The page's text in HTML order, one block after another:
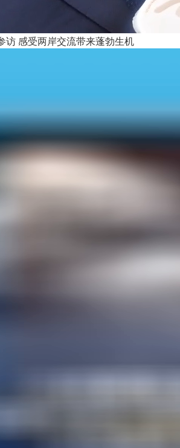
访 感受两岸交流带来蓬勃生机